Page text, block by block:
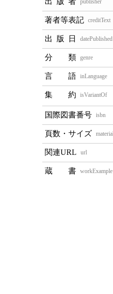
creditText
datePublished
genre
inLanguage
isVariantOf
isbn
url
workExample